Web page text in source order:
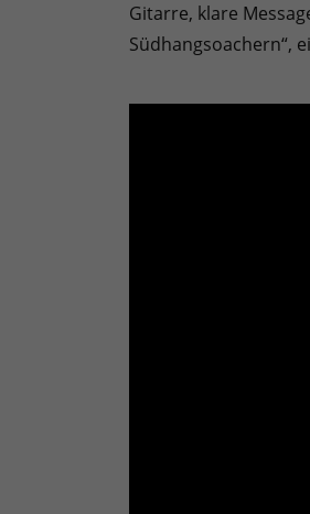
Gitarre, klare
Südhangsoachern“,